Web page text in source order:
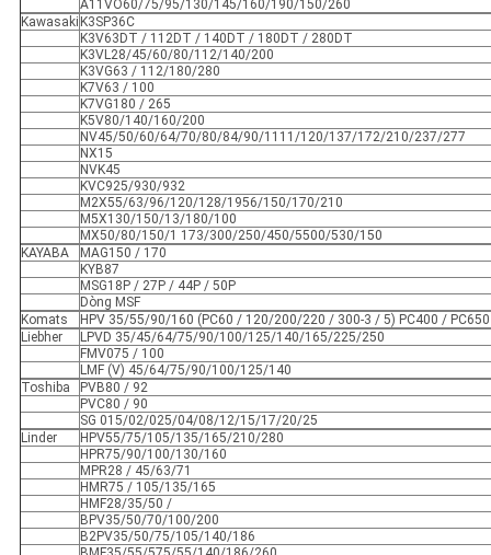
A11VO60/75/95/130/145/160/190/150/260
Kawasaki K3SP36C
K3V63DT / 112DT / 140DT / 180DT / 280DT
K3VL28/45/60/80/112/140/200
K3VG63 / 112/180/280
K7V63 / 100
K7VG180 / 265
K5V80/140/160/200
NV45/50/60/64/70/80/84/90/1111/120/137/172/210/237/277
NX15
NVK45
KVC925/930/932
M2X55/63/96/120/128/1956/150/170/210
M5X130/150/13/180/100
MX50/80/150/1 173/300/250/450/5500/530/150
KAYABA
MAG150 / 170
KYB87
MSG18P / 27P / 44P / 50P
Dòng MSF
Komats
HPV 35/55/90/160 (PC60 / 120/200/220 / 300-3 / 5) PC400 / PC650
Liebher
LPVD 35/45/64/75/90/100/125/140/165/225/250
FMV075 / 100
LMF (V) 45/64/75/90/100/125/140
Toshiba
PVB80 / 92
PVC80 / 90
SG 015/02/025/04/08/12/15/17/20/25
Linder
HPV55/75/105/135/165/210/280
HPR75/90/100/130/160
MPR28 / 45/63/71
HMR75 / 105/135/165
HMF28/35/50 /
BPV35/50/70/100/200
B2PV35/50/75/105/140/186